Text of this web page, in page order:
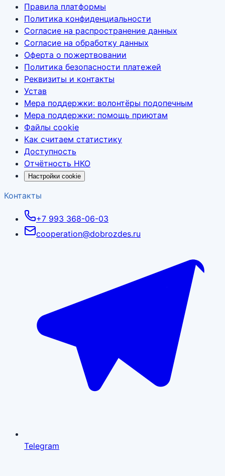
Правила платформы
Политика конфиденциальности
Согласие на распространение данных
Согласие на обработку данных
Оферта о пожертвовании
Политика безопасности платежей
Реквизиты и контакты
Устав
Мера поддержки: волонтёры подопечным
Мера поддержки: помощь приютам
Файлы cookie
Как считаем статистику
Доступность
Отчётность НКО
Настройки cookie
Контакты
+7 993 368-06-03
cooperation@dobrozdes.ru
Telegram